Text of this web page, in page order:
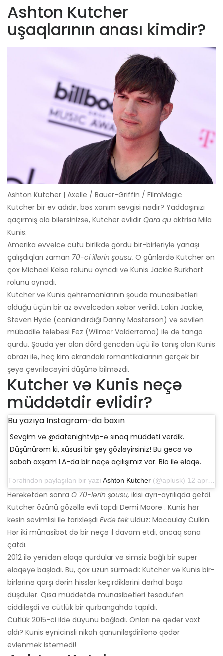
Ashton Kutcher
uşaqlarının anası kimdir?
Ashton Kutcher | Axelle / Bauer-Griffin / FilmMagic
Kutcher bir ev adıdır, bəs xanım sevgisi nədir? Yaddaşınızı
qaçırmış ola bilərsinizsə, Kutcher evlidir Qara qu aktrisa Mila
Kunis.
Amerika əvvəlcə cütü birlikdə gördü bir-birləriylə yanaşı
çalışdıqları zaman 70-ci illərin şousu. O günlərdə Kutcher ən
çox Michael Kelso rolunu oynadı və Kunis Jackie Burkhart
rolunu oynadı.
Kutcher və Kunis qəhrəmanlarının şouda münasibətləri
olduğu üçün bir az əvvəlcədən xəbər verildi. Lakin Jackie,
Steven Hyde (canlandırdığı Danny Masterson) və sevilən
mübadilə tələbəsi Fez (Wilmer Valderrama) ilə də tango
qurdu. Şouda yer alan dörd gəncdən üçü ilə tanış olan Kunis
obrazı ilə, heç kim ekrandakı romantikalarının gerçək bir
şeyə çevriləcəyini düşünə bilməzdi.
Kutcher və Kunis neçə
müddətdir evlidir?
Bu yazıya Instagram-da baxın
Sevgim və @datenightvip-ə sınaq müddəti verdik.
Düşünürəm ki, xüsusi bir şey gözləyirsiniz! Bu gecə və
sabah axşam LA-da bir neçə açılışımız var. Bio ilə əlaqə.
Tərəfindən paylaşılan bir yazı Ashton Kutcher (@aplusk) 12 aprel 2019-cu il, saat 14: 50-də PDT
Hərəkətdən sonra O 70-lərin şousu, ikisi ayrı-ayrılıqda getdi.
Kutcher özünü gözəllə evli tapdı Demi Moore . Kunis hər
kəsin sevimlisi ilə tarixləşdi Evdə təkulduz: Macaulay Culkin.
Hər iki münasibət də bir neçə il davam etdi, ancaq sona
çatdı.
2012 ilə yenidən əlaqə qurdular və simsiz bağlı bir super
əlaqəyə başladı. Bu, çox uzun sürmədi: Kutcher və Kunis bir-
birlərinə qarşı dərin hisslər keçirdiklərini dərhal başa
düşdülər. Qısa müddətdə münasibətləri təsadüfən
ciddiləşdi və cütlük bir qurbangahda tapıldı.
Cütlük 2015-ci ildə düyünü bağladı. Onları nə qədər vaxt
aldı? Kunis eynicinsli nikah qanuniləşdirilənə qədər
evlənmək istəmədi!